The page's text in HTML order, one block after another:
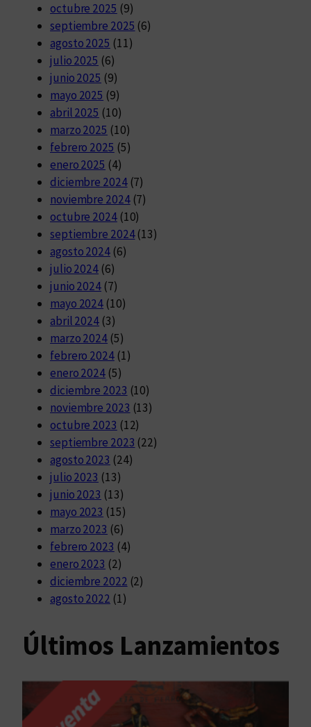
octubre 2025 (9)
septiembre 2025 (6)
agosto 2025 (11)
julio 2025 (6)
junio 2025 (9)
mayo 2025 (9)
abril 2025 (10)
marzo 2025 (10)
febrero 2025 (5)
enero 2025 (4)
diciembre 2024(7)
noviembre 2024(7)
octubre 2024(10)
septiembre 2024(13)
agosto 2024(6)
julio 2024 (6)
junio 2024 (7)
mayo 2024 (10)
abril 2024 (3)
marzo 2024 (5)
febrero 2024(1)
enero 2024 (5)
diciembre 2023 (10)
noviembre 2023 (13)
octubre 2023 (12)
septiembre 2023 (22)
agosto 2023 (24)
julio 2023 (13)
junio 2023 (13)
mayo 2023 (15)
marzo 2023 (6)
febrero 2023 (4)
enero 2023 (2)
diciembre 2022 (2)
agosto 2022 (1)
Últimos Lanzamientos